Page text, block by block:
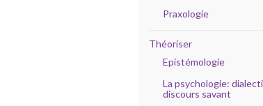
Praxologie
Théoriser
Epistémologie
La psychologie:
discours savant